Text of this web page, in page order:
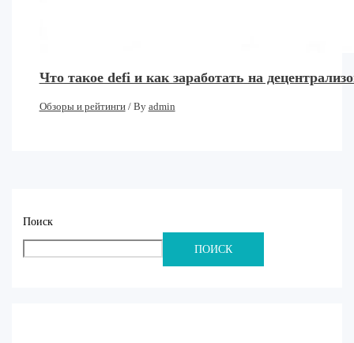
Что такое defi и как заработать на
Обзоры и рейтинги/ By admin
Поиск
ПОИСК